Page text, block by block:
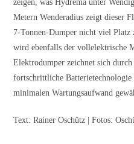
zeigen, was Hydrema unter
Metern Wenderadius zeigt dieser
7-Tonnen-Dumper nicht viel Platz
wird ebenfalls der vollelektrische
Elektrodumper zeichnet sich
fortschrittliche Batterietechnologie
minimalen Wartungsaufwand
Text: Rainer Oschütz | Fotos: